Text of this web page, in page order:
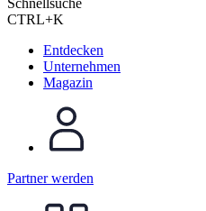
Schnellsuche
CTRL+K
Entdecken
Unternehmen
Magazin
Partner werden